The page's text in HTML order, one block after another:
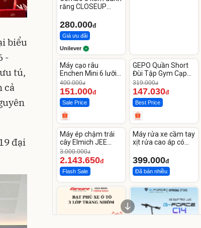
biểu
-
tú,
cả
đại
răng CLOSEUP
280.000đ
Giá ưu đãi
Unilever
-62%
Máy cạo râu
Enchen Mini 6 lưỡi
dao kép mỏng
400.000đ
151.000đ
Sale Price
-53%
GEPO Quần Short
Đùi Tập Gym Cạp
Cao Lưng
319.000đ
147.030đ
Best Price
-28%
Máy ép chậm trái
cây Elmich JEE
1855OL
3.000.000đ
2.143.650đ
Flash Sale
Máy rửa xe cầm tay
xịt rửa cao áp có
399.000đ
Đã bán nhiều